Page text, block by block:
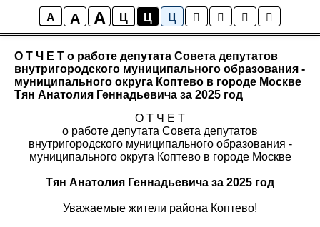
A A A Ц Ц Ц
Правовые акты
О Т Ч Е Т о работе депутата Совета депутатов
внутригородского муниципального образования -
муниципального округа Коптево в городе Москве
Тян Анатолия Геннадьевича за 2025 год
О Т Ч Е Т
о работе депутата Совета депутатов
внутригородского муниципального образования -
муниципального округа Коптево в городе Москве
Тян Анатолия Геннадьевича за 2025 год
Уважаемые жители района Коптево!